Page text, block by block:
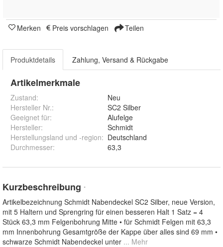
Merken Preis vorschlagen Teilen
Produktdetails Zahlung, Versand & Rückgabe
Artikelmerkmale
Zustand:
Neu
Hersteller Nr.:
SC2 Silber
Geeignet für:
Alufelge
Hersteller:
Schmidt
Herstellungsland und -region: Deutschland
Durchmesser: 63,3
Kurzbeschreibung *
Artikelbezeichnung Schmidt Nabendeckel SC2 Silber, neue Version,
mit 5 Haltern und Sprengring für einen besseren Halt 1 Satz = 4
Stück 63,3 mm Felgenbohrung Mitte • für Schmidt Felgen mit 63,3
mm Innenbohrung Gesamtgröße der Kappe über alles sind 69 mm •
schwarze Schmidt Nabendeckel unter ... Mehr